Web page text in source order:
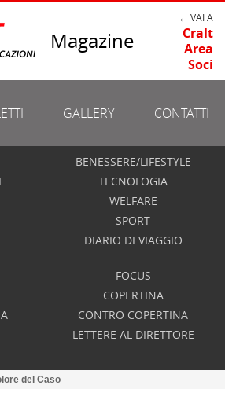
Magazine
← VAI A
Cralt
Area
Soci
GALLERY CONTATTI
BENESSERE/LIFESTYLE
TECNOLOGIA
WELFARE
SPORT
DIARIO DI VIAGGIO
FOCUS
COPERTINA
CONTRO COPERTINA
LETTERE AL DIRETTORE
del Caso